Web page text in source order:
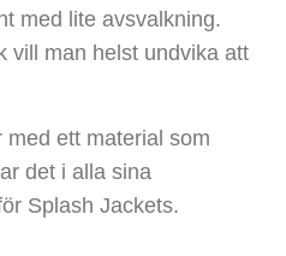
med lite avsvalkning.
vill man helst undvika att
ett material som
det i alla sina
Splash Jackets.